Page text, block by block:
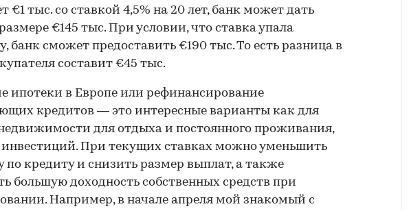
€1 тыс. со ставкой 4,5% на 20 лет, банк может дать
€145 тыс. При условии, что ставка упала
банк сможет предоставить €190 тыс. То есть разница в
составит €45 тыс.
ипотеки в Европе или рефинансирование
кредитов — это интересные варианты как для
для отдыха и постоянного проживания,
инвестиций. При текущих ставках можно уменьшить
по кредиту и снизить размер выплат, а также
большую доходность собственных средств при
Например, в начале апреля мой знакомый с